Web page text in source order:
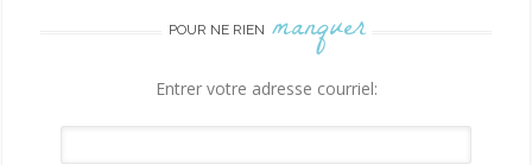
POUR NE RIEN manquer
Entrer votre adresse courriel: